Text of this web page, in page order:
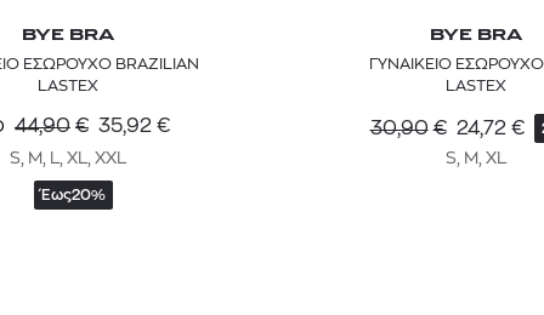
BYE BRA
ΕΣΩΡΟΥΧΟ BRAZILIAN
LASTEX
44,90 € 35,92 €
S, M, L, XL, XXL
Έως20%
BYE BRA
ΓΥΝΑΙΚΕΙΟ ΕΣΩΡΟΥΧΟ
LASTEX
30,90 € 24,72 €
S, M, XL